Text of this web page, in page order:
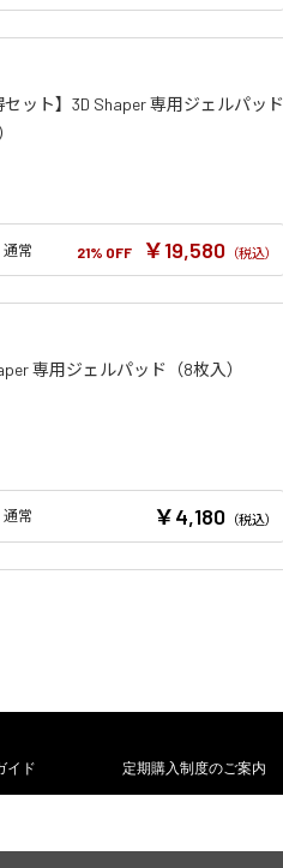
セット】3D Shaper 専用ジェルパッド
通常 21% OFF ￥19,580 （税込）
専用ジェルパッド（8枚入）
通常 ￥4,180 （税込）
イド 定期購入制度のご案内